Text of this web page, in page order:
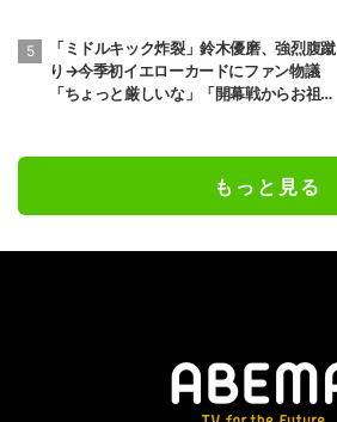
「ミドルキック炸裂」鈴木優磨、強烈腹蹴
り→今季初イエローカードにファン物議
「ちょっと厳しいな」「開幕戦からお祖母
もっと見る